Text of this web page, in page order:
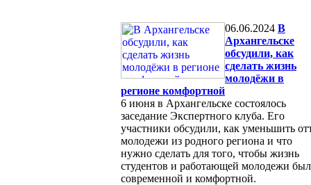
06.06.2024 В
Архангельске
обсудили, как
сделать жизнь
молодёжи в
регионе комфортной
6 июня в Архангельске состоялось
заседание Экспертного клуба. Его
участники обсудили, как уменьшить
молодежи из родного региона и что
нужно сделать для того, чтобы жизнь
студентов и работающей молодежи
современной и комфортной.